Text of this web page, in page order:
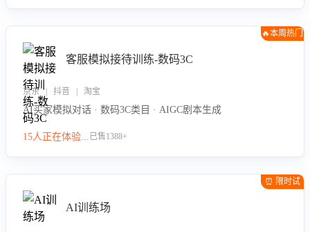
🔥本周热门
客服模拟接待训练-数码3C
京东 | 抖音 | 淘宝
AI买家模拟对话 · 数码3C类目 · AIGC剧本生成
15人正在体验...已售1388+
⏰ 限时试
AI训练场